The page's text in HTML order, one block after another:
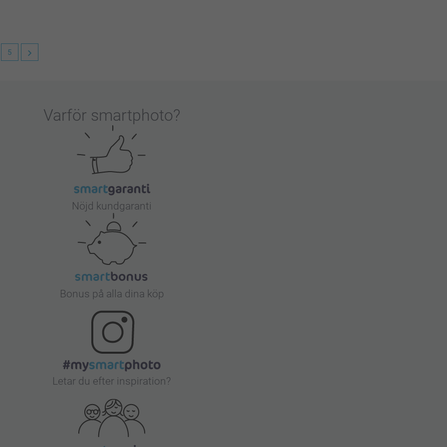
5
Varför smartphoto?
Nöjd kundgaranti
Bonus på alla dina köp
Letar du efter inspiration?